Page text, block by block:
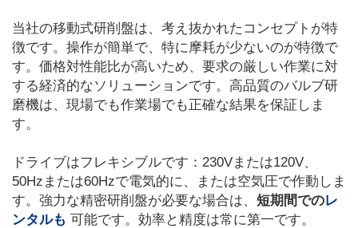
当社の移動式研削盤は、考え抜かれたコンセプトが特
徴です。操作が簡単で、特に摩耗が少ないのが特徴で
す。価格対性能比が高いため、要求の厳しい作業に対
する経済的なソリューションです。高品質のバルブ研
磨機は、現場でも作業場でも正確な結果を保証しま
す。
ドライブはフレキシブルです：230Vまたは120V、
50Hzまたは60Hzで電気的に、または空気圧で作動しま
す。強力な精密研削盤が必要な場合は、 短期間でのレ
ンタルも 可能です。効率と精度は常に第一です。